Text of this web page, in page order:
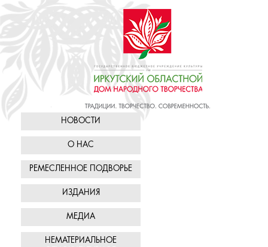
НОВОСТИ
О НАС
РЕМЕСЛЕННОЕ ПОДВОРЬЕ
ИЗДАНИЯ
МЕДИА
НЕМАТЕРИАЛЬНОЕ